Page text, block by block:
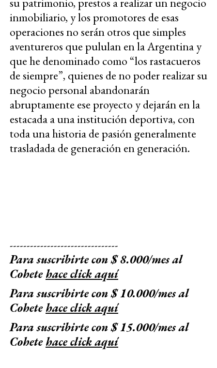
inmobiliario, y los promotores de esas
operaciones no serán otros que simples
aventureros que pululan en la Argentina y
que he denominado como “los rastacueros
de siempre”, quienes de no poder realizar su
negocio personal abandonarán
abruptamente ese proyecto y dejarán en la
estacada a una institución deportiva, con
toda una historia de pasión generalmente
trasladada de generación en generación.
--------------------------------
Para suscribirte con $ 8.000/mes al
Cohetehace click aquí
Para suscribirte con $ 10.000/mes al
Cohetehace click aquí
Para suscribirte con $ 15.000/mes al
Cohetehace click aquí